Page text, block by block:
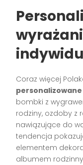
Coraz więcej
bombki z
rodziny, ozdoby z
nawiązujące do
tendencja
elementem
albumem